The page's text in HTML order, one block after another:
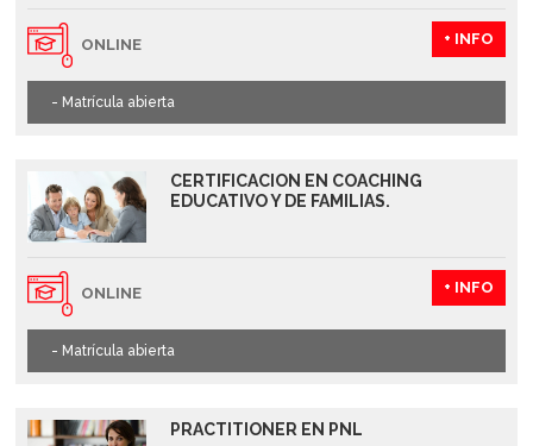
ONLINE + INFO
- Matrícula abierta
CERTIFICACION EN COACHING
EDUCATIVO Y DE FAMILIAS.
ONLINE + INFO
- Matrícula abierta
PRACTITIONER EN PNL